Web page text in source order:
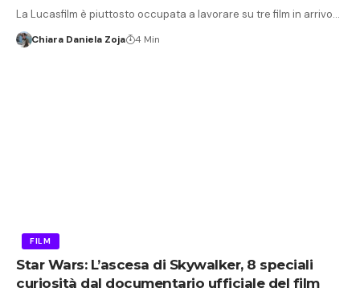
La Lucasfilm è piuttosto occupata a lavorare su tre film in arrivo…
Chiara Daniela Zoja 4 Min
FILM
Star Wars: L’ascesa di Skywalker, 8 speciali
curiosità dal documentario ufficiale del film